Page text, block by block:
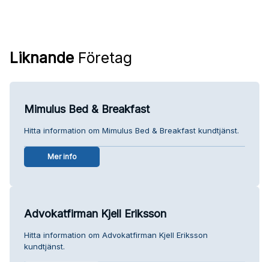
Liknande Företag
Mimulus Bed & Breakfast
Hitta information om Mimulus Bed & Breakfast kundtjänst.
Mer info
Advokatfirman Kjell Eriksson
Hitta information om Advokatfirman Kjell Eriksson
kundtjänst.